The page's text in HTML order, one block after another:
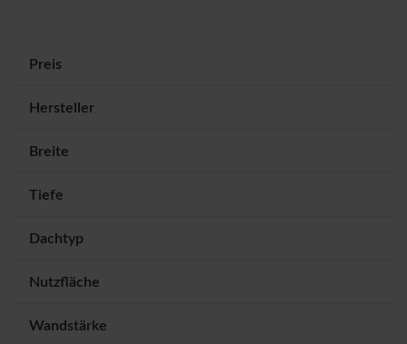
Preis
Hersteller
Breite
Tiefe
Dachtyp
Nutzfläche
Wandstärke